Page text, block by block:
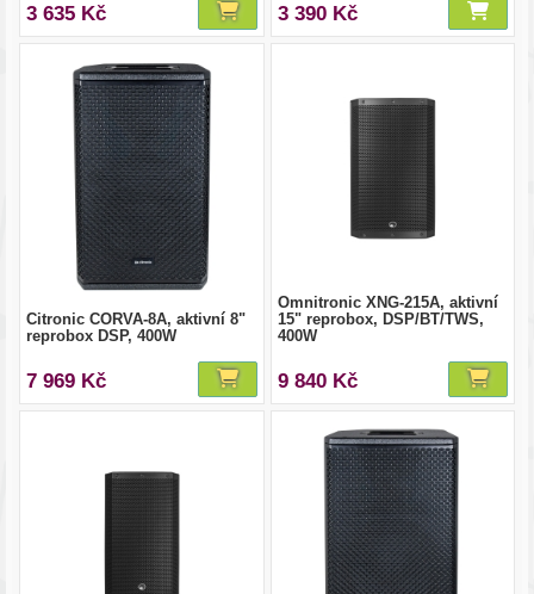
3 635 Kč 3 390 Kč
Citronic CORVA-8A, aktivní 8"
reprobox DSP, 400W
7 969 Kč
Omnitronic XNG-215A, aktivní
15" reprobox, DSP/BT/TWS,
400W
9 840 Kč